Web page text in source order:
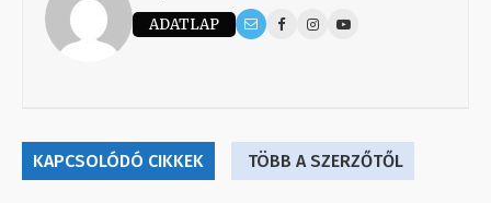
ADATLAP
KAPCSOLÓDÓ CIKKEK TÖBB A SZERZŐTŐL